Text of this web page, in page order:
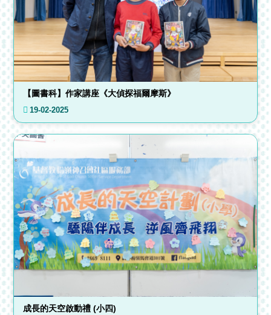
【圖書科】作家講座《大偵探福爾摩斯》
19-02-2025
成長的天空啟動禮 (小四)